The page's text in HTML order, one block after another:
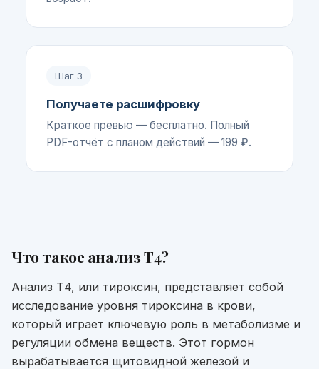
Шаг 3
Получаете расшифровку
Краткое превью — бесплатно. Полный
PDF-отчёт с планом действий — 199 ₽.
Что такое анализ Т4?
Анализ Т4, или тироксин, представляет собой
исследование уровня тироксина в крови,
который играет ключевую роль в метаболизме и
регуляции обмена веществ. Этот гормон
вырабатывается щитовидной железой и